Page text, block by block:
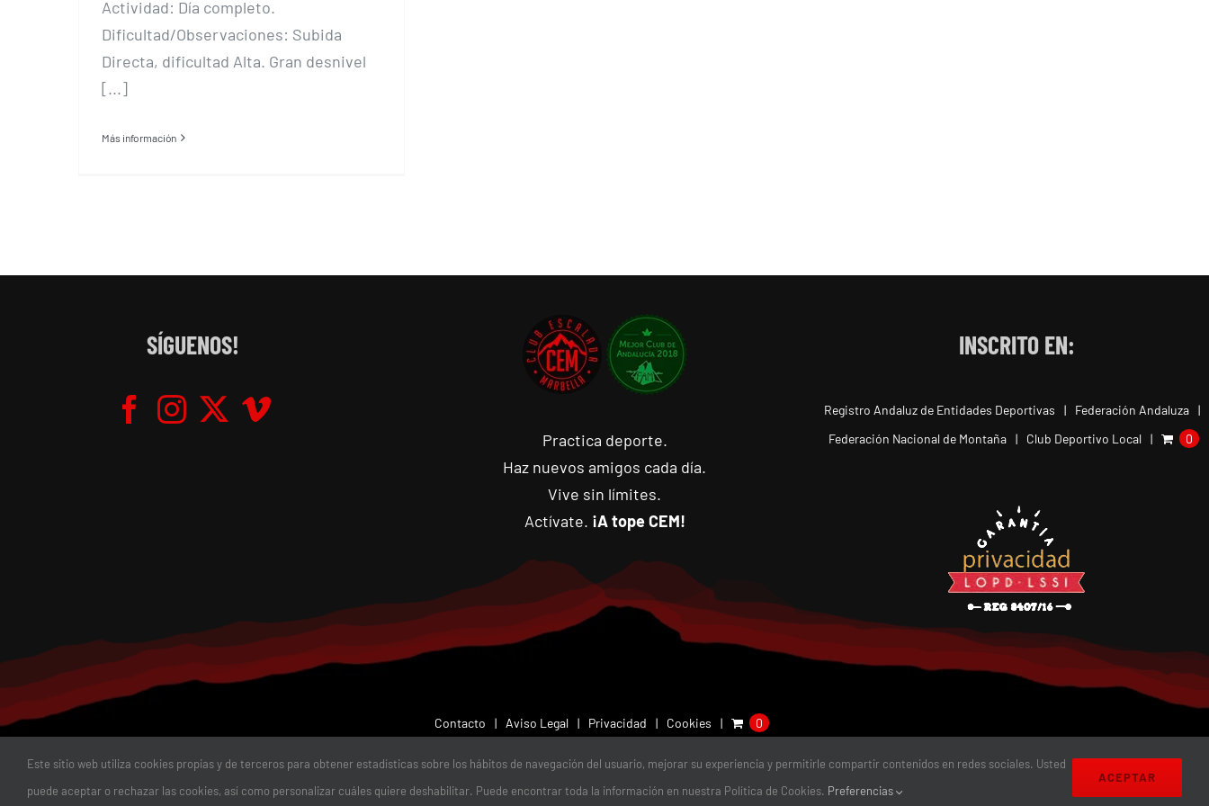
Actividad: Día completo.
Dificultad/Observaciones: Subida
Directa, dificultad Alta. Gran desnivel
[...]
Más información
SÍGUENOS!
Practica deporte.
Haz nuevos amigos cada día.
Vive sin límites.
Actívate. ¡A tope CEM!
Contacto Aviso Legal Privacidad Cookies 0
INSCRITO EN:
Registro Andaluz de Entidades Deportivas
Federación Andaluza
Federación Nacional de Montaña
Club Deportivo Local 0
Este sitio web utiliza cookies propias y de terceros para obtener estadísticas sobre los hábitos de navegación del usuario, mejorar su experiencia y permitirle compartir contenidos en redes sociales. Usted
puede aceptar o rechazar las cookies, así como personalizar cuáles quiere deshabilitar. Puede encontrar toda la información en nuestra Política de Cookies. Preferencias
ACEPTAR